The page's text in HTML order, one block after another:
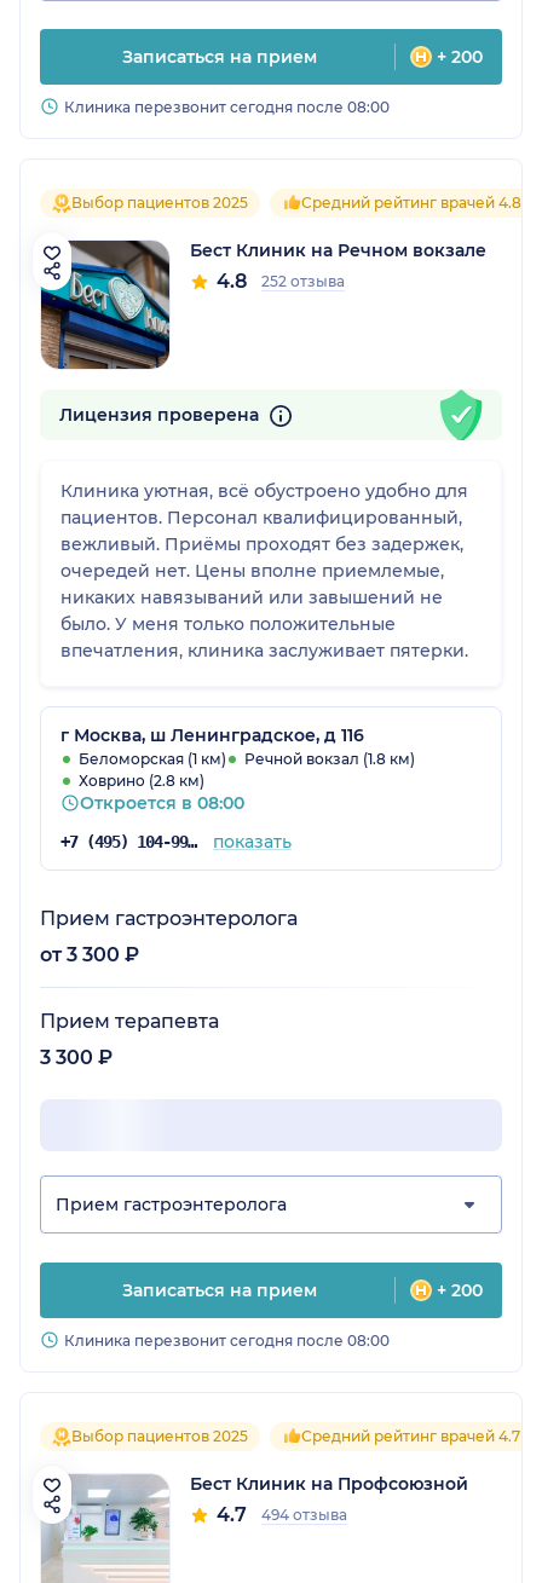
Записаться на прием + 200
Клиника перезвонит сегодня после 08:00
Выбор пациентов 2025 Средний рейтинг врачей 4.8
Бест Клиник на Речном вокзале
4.8 252 отзыва
Лицензия проверена
Клиника уютная, всё обустроено удобно для
пациентов. Персонал квалифицированный,
вежливый. Приёмы проходят без задержек,
очередей нет. Цены вполне приемлемые,
никаких навязываний или завышений не
было. У меня только положительные
впечатления, клиника заслуживает пятерки.
г Москва, ш Ленинградское, д 116
Беломорская (1 км)
Речной вокзал (1.8 км)
Ховрино (2.8 км)
Откроется в 08:00
+7 (495) 104-99-85 показать
Прием гастроэнтеролога
от 3 300 ₽
Прием терапевта
3 300 ₽
Прием гастроэнтеролога
Записаться на прием + 200
Клиника перезвонит сегодня после 08:00
Выбор пациентов 2025 Средний рейтинг врачей 4.7
Бест Клиник на Профсоюзной
4.7 494 отзыва